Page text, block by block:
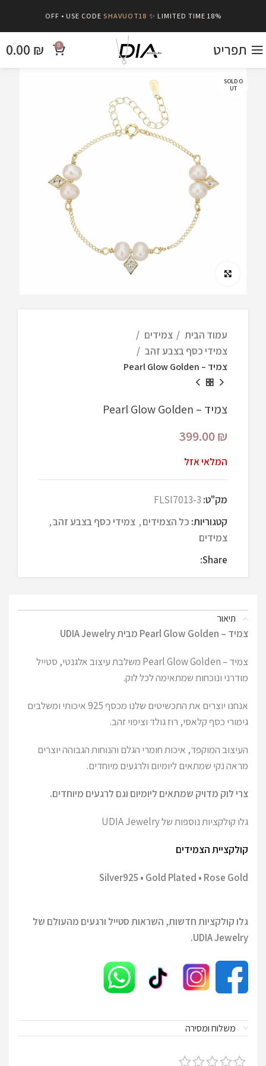
18% OFF • USE CODE
SHAVUOT18 ✨ LIMITED TIME
תפריט 0
0.00 ₪
SOLD O
UT
עמוד הבית
צמידים
צמידי כסף בצבע זהב
צמיד – Pearl Glow Golden
צמיד – Pearl Glow Golden
399.00₪
המלאי אזל
מק"ט: FLSI7013-3
קטגוריות: כל הצמידים, צמידי כסף בצבע זהב,
צמידים
Share:
תיאור
צמיד – Pearl Glow Golden מבית UDIA Jewelry
צמיד – Pearl Glow Golden משלבת עיצוב אלגנטי, סטייל
מודרני ונוכחות שמתאימה לכל לוק.
אנחנו יוצרים את התכשיטים שלנו מכסף 925 איכותי ומשלבים
גימורי כסף קלאסי, רוז גולד וציפוי זהב.
העיצוב המוקפד, איכות חומרי הגלם והנוחות הגבוהה יוצרים
מראה נקי שמתאים ליומיום ולרגעים מיוחדים.
צרי לוק מדויק שמתאים ליומיום וגם לרגעים מיוחדים.
גלו קולקציות נוספות של UDIA Jewelry
קולקציית הצמידים
Silver925 • Gold Plated • Rose Gold
גלו קולקציות חדשות, השראות סטייל ורגעים מהעולם של
UDIA Jewelry.
משלוח ומסירה